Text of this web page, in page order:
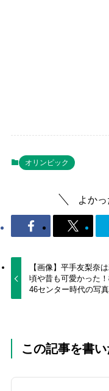
オリンピック
よか
【画像】平手友梨奈
頃や昔も可愛かった
46センター時代の写真
この記事を書い